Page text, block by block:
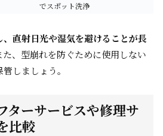
でスポット洗浄
直射日光や湿気を避けることが長
た、型崩れを防ぐために使用しない
しましょう。
ターサービスや修理サ
比較